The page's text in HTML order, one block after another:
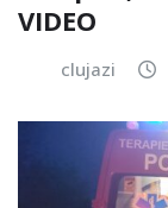
VIDEO
clujazi